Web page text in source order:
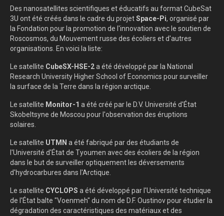
Des nanosatellites scientifiques et éducatifs au format CubeSat
3U ont été créés dans le cadre du projetSpace-Pi, organisé par
la Fondation pour la promotion de l'innovation avec le soutien de
Roscosmos, du Mouvement russe des écoliers et d'autres
organisations. En voici la liste:
Le satellite CubeSX-HSE-2a été développé par la National
Research University Higher School of Economics pour surveiller
la surface de la Terre dans la région arctique.
Le satellite Monitor-1 a été créé par le D.V. Université d'État
Skobeltsyne de Moscou pour l'observation des éruptions
solaires.
Le satellite UTMN a été fabriqué par des étudiants de
l'Université d'État de Tyoumen avec des écoliers de la région
dans le but de surveiller optiquement les déversements
d'hydrocarbures dans l'Arctique.
Le satellite CYCLOPS a été développé par l'Université technique
de l'État balte "Voenmeh" du nom de D.F. Oustinov pour étudier la
dégradation des caractéristiques des matériaux et des